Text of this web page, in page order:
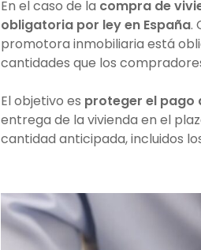
En el caso de la compra de
obligatoria por ley en España.
promotora inmobiliaria está
cantidades que los
El objetivo es proteger el pago
entrega de la vivienda en el
cantidad anticipada, incluidos